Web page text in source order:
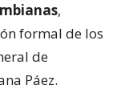
,
formal de los
de
Páez.